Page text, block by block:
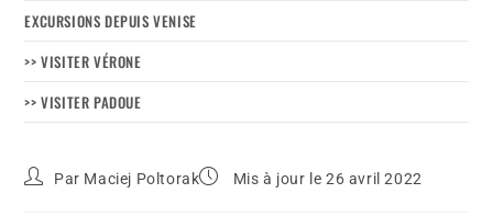
EXCURSIONS DEPUIS VENISE
>> VISITER VÉRONE
>> VISITER PADOUE
Par Maciej Poltorak Mis à jour le 26 avril 2022